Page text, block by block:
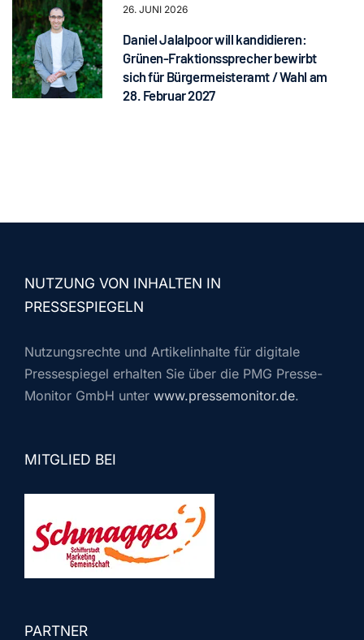
26. JUNI 2026
Daniel Jalalpoor will kandidieren:
Grünen-Fraktionssprecher bewirbt
sich für Bürgermeisteramt / Wahl am
28. Februar 2027
NUTZUNG VON INHALTEN IN
PRESSESPIEGELN
Nutzungsrechte und Artikelinhalte für digitale
Pressespiegel erhalten Sie über die PMG Presse-
Monitor GmbH unter www.pressemonitor.de.
MITGLIED BEI
PARTNER